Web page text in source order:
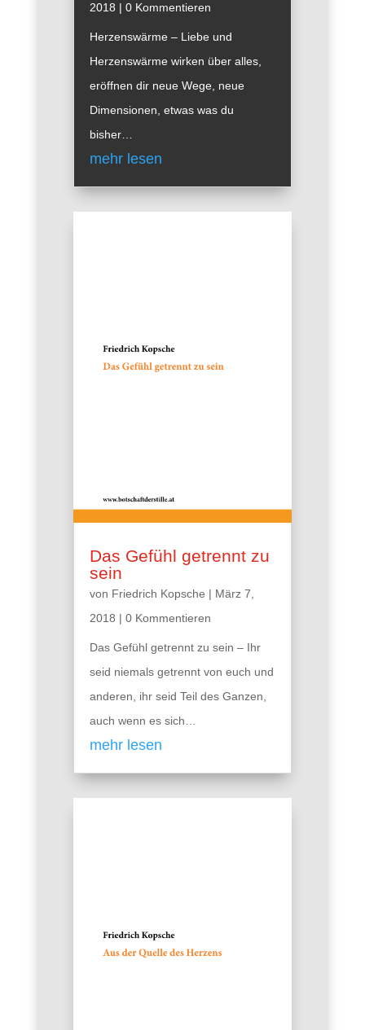
2018 | 0 Kommentieren
Herzenswärme – Liebe und
Herzenswärme wirken über alles,
eröffnen dir neue Wege, neue
Dimensionen, etwas was du
bisher…
mehr lesen
Das Gefühl getrennt zu
sein
von Friedrich Kopsche | März 7,
2018 | 0 Kommentieren
Das Gefühl getrennt zu sein – Ihr
seid niemals getrennt von euch und
anderen, ihr seid Teil des Ganzen,
auch wenn es sich…
mehr lesen